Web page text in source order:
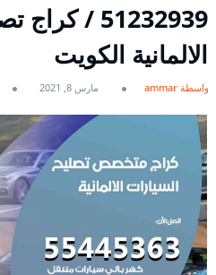
51232939‬ /
الالمانية الكويت
بواسطة ammar مارس 8, 2021